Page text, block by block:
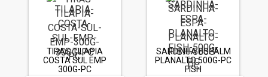
TIRAS TILAPIA
COSTA SUL EMP
300G-PC
SARDINHA ESPALM
PLANALTO 500G-PC
FISH